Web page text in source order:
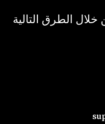
خلال الطرق التالية